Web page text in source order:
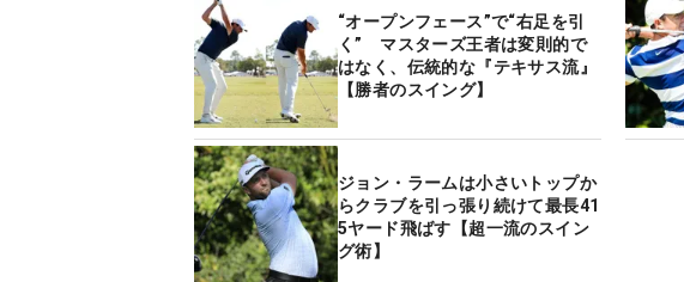
“オープンフェース”で“右足を引
く” マスターズ王者は変則的で
はなく、伝統的な『テキサス流』
【勝者のスイング】
ジョン・ラームは小さいトップか
らクラブを引っ張り続けて最長41
5ヤード飛ばす【超一流のスイン
グ術】